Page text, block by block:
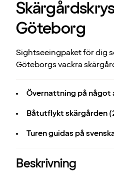
Göteborg
Sightseeingpaket för dig
Göteborgs vackra
Övernattning på något
Båtutflykt skärgården
Turen guidas på
Beskrivning